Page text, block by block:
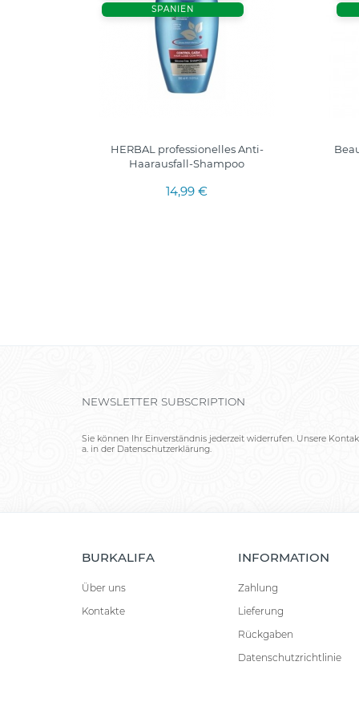
SPANIEN
HERBAL professionelles Anti-
Haarausfall-Shampoo
14,99 €
NEWSLETTER SUBSCRIPTION
Sie können Ihr Einverständnis jederzeit widerrufen. Unsere
a. in der Datenschutzerklärung.
BURKALIFA
Über uns
Kontakte
INFORMATION
Zahlung
Lieferung
Rückgaben
Datenschutzrichtlinie